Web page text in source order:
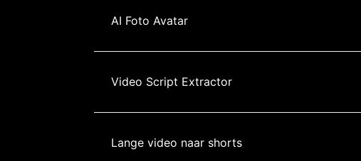
AI Foto Avatar
Video Script Extractor
Lange video naar shorts